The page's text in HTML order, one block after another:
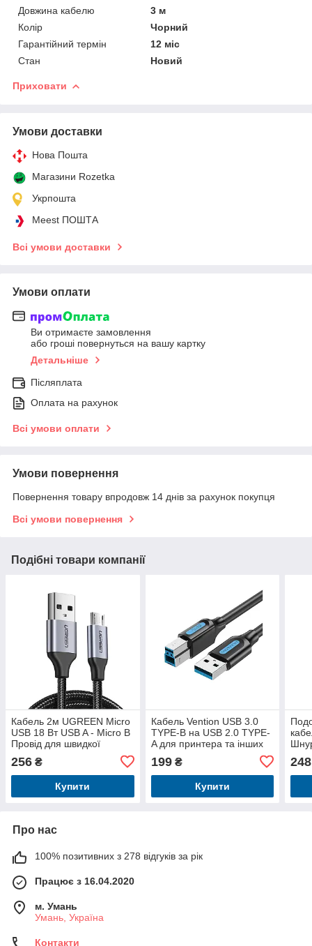
Довжина кабелю
3 м
Колір
Чорний
Гарантійний термін
12 міс
Стан
Новий
Приховати
Умови доставки
Нова Пошта
Магазини Rozetka
Укрпошта
Meest ПОШТА
Всі умови доставки
Умови оплати
Ви отримаєте замовлення
або гроші повернуться на вашу картку
Детальніше
Післяплата
Оплата на рахунок
Всі умови оплати
Умови повернення
Повернення товару впродовж 14 днів за рахунок покупця
Всі умови повернення
Подібні товари компанії
Кабель 2м UGREEN Micro
USB 18 Вт USB A - Micro B
Провід для швидкої
256 ₴
Купити
Кабель Vention USB 3.0
TYPE-B на USB 2.0 TYPE-
A для принтера та інших
COOBG
199₴
Купити
248
Про нас
100% позитивних з 278 відгуків за рік
Працює з 16.04.2020
м. Умань
Умань, Україна
Контакти